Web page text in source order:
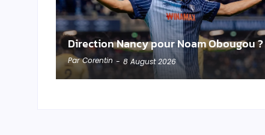
Direction Nancy pour Noam Obougou ?
Par Corentin - 8 August 2026